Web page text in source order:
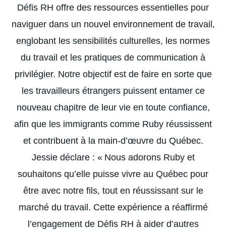
Défis RH offre des ressources essentielles pour
naviguer dans un nouvel environnement de travail,
englobant les sensibilités culturelles, les normes
du travail et les pratiques de communication à
privilégier. Notre objectif est de faire en sorte que
les travailleurs étrangers puissent entamer ce
nouveau chapitre de leur vie en toute confiance,
afin que les immigrants comme Ruby réussissent
et contribuent à la main-d’œuvre du Québec.
Jessie déclare : « Nous adorons Ruby et
souhaitons qu’elle puisse vivre au Québec pour
être avec notre fils, tout en réussissant sur le
marché du travail. Cette expérience a réaffirmé
l’engagement de Défis RH à aider d’autres